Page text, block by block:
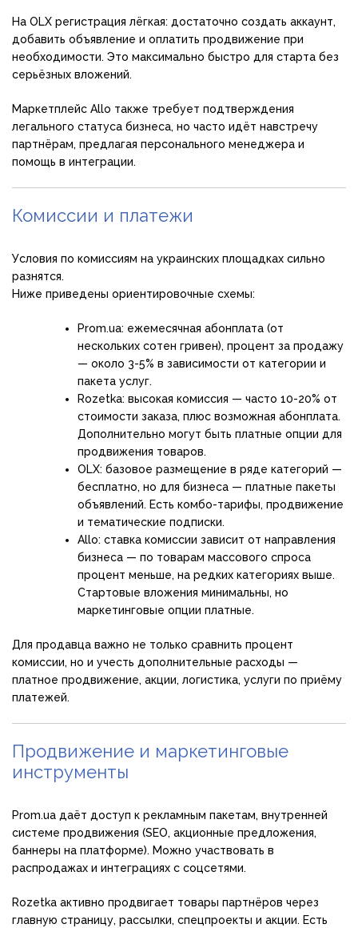
На OLX регистрация лёгкая: достаточно создать аккаунт,
добавить объявление и оплатить продвижение при
необходимости. Это максимально быстро для старта без
серьёзных вложений.
Маркетплейс Allo также требует подтверждения
легального статуса бизнеса, но часто идёт навстречу
партнёрам, предлагая персонального менеджера и
помощь в интеграции.
Комиссии и платежи
Условия по комиссиям на украинских площадках сильно
разнятся.
Ниже приведены ориентировочные схемы:
Prom.ua: ежемесячная абонплата (от
нескольких сотен гривен), процент за продажу
— около 3-5% в зависимости от категории и
пакета услуг.
Rozetka: высокая комиссия — часто 10-20% от
стоимости заказа, плюс возможная абонплата.
Дополнительно могут быть платные опции для
продвижения товаров.
OLX: базовое размещение в ряде категорий —
бесплатно, но для бизнеса — платные пакеты
объявлений. Есть комбо-тарифы, продвижение
и тематические подписки.
Allo: ставка комиссии зависит от направления
бизнеса — по товарам массового спроса
процент меньше, на редких категориях выше.
Стартовые вложения минимальны, но
маркетинговые опции платные.
Для продавца важно не только сравнить процент
комиссии, но и учесть дополнительные расходы —
платное продвижение, акции, логистика, услуги по приёму
платежей.
Продвижение и маркетинговые
инструменты
Prom.ua даёт доступ к рекламным пакетам, внутренней
системе продвижения (SEO, акционные предложения,
баннеры на платформе). Можно участвовать в
распродажах и интеграциях с соцсетями.
Rozetka активно продвигает товары партнёров через
главную страницу, рассылки, спецпроекты и акции. Есть